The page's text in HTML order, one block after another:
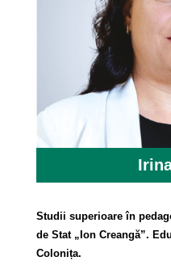
Studii superioare în
de Stat „Ion Creangă”.
Colonița.